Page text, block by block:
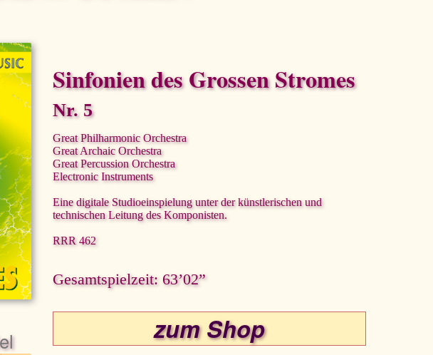
Sinfonien des Grossen Stromes
Nr. 5
Great Philharmonic Orchestra
Great Archaic Orchestra
Great Percussion Orchestra
Electronic Instruments
Eine digitale Studioeinspielung unter der künstlerischen und
technischen Leitung des Komponisten.
RRR 462
Gesamtspielzeit: 63’02”
zum Shop